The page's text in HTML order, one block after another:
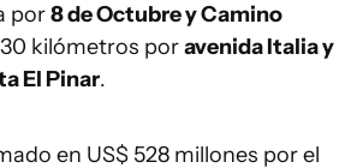
por8 de Octubre y Camino
30 kilómetros poravenida Italia y
El Pinar.
en US$ 528 millones por el